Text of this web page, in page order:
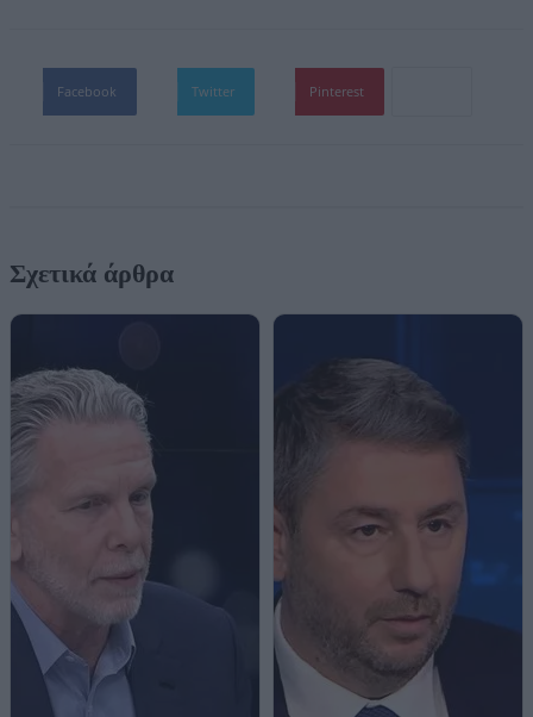
Facebook Twitter Pinterest
Σχετικά άρθρα